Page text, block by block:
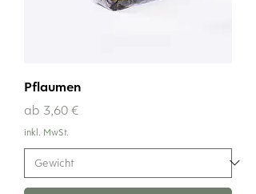
Pflaumen
ab 3,60 €
Sale-Preis
inkl. MwSt.